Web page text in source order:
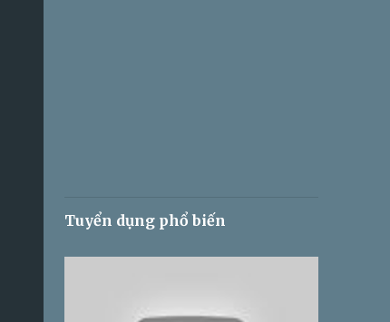
Tuyển dụng phổ biến